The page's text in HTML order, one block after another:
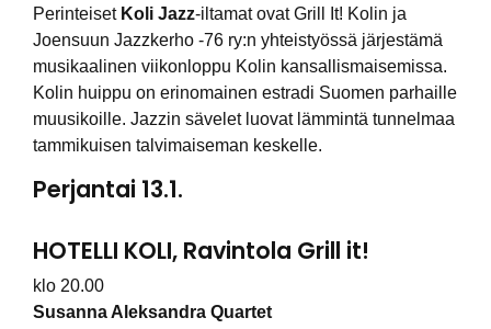
Perinteiset Koli Jazz-iltamat ovat Grill It! Kolin ja
Joensuun Jazzkerho -76 ry:n yhteistyössä järjestämä
musikaalinen viikonloppu Kolin kansallismaisemissa.
Kolin huippu on erinomainen estradi Suomen parhaille
muusikoille. Jazzin sävelet luovat lämmintä tunnelmaa
tammikuisen talvimaiseman keskelle.
Perjantai 13.1.
HOTELLI KOLI, Ravintola Grill it!
klo 20.00
Susanna Aleksandra Quartet